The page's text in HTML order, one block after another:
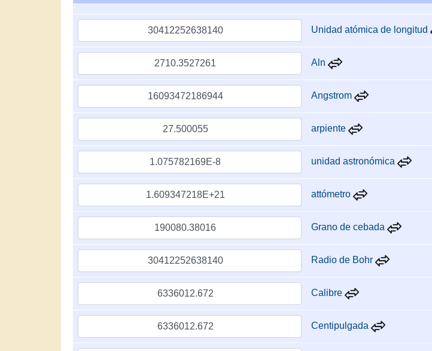
Unidad atómica de longitud
Aln
Angstrom
arpiente
unidad astronómica
attómetro
Grano de cebada
Radio de Bohr
Calibre
Centipulgada